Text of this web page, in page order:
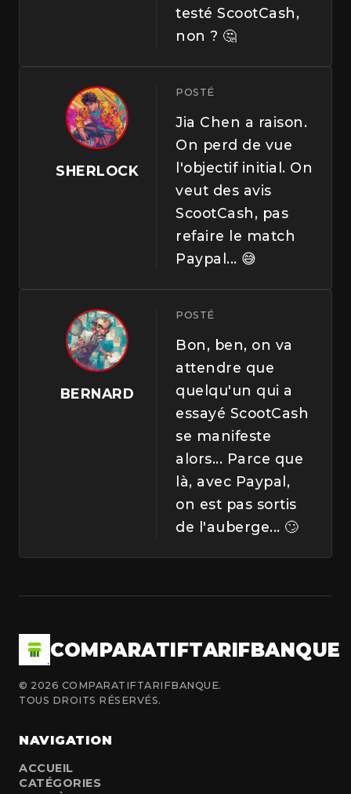
testé ScootCash,
non ? 🤔
SHERLOCK
POSTÉ
Jia Chen a raison.
On perd de vue
l'objectif initial. On
veut des avis
ScootCash, pas
refaire le match
Paypal... 😅
BERNARD
POSTÉ
Bon, ben, on va
attendre que
quelqu'un qui a
essayé ScootCash
se manifeste
alors... Parce que
là, avec Paypal,
on est pas sortis
de l'auberge... 🙄
COMPARATIFTARIFBANQUE
© 2026 COMPARATIFTARIFBANQUE.
TOUS DROITS RÉSERVÉS.
NAVIGATION
ACCUEIL
CATÉGORIES